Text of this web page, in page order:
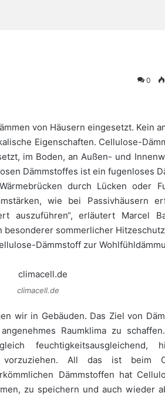
0
von Häusern eingesetzt. Kein
Eigenschaften. Cellulose-
im Boden, an Außen- und
Dämmstoffes ist ein fugenloses
durch Lücken oder
wie bei Passivhäusern
auszuführen“, erläutert Marcel
sommerlicher
Dämmstoff zur
climacell.de
wir in Gebäuden. Das Ziel von
Raumklima zu
feuchtigkeitsausgleichend,
All das ist beim
Dämmstoffen hat
zu speichern und auch wieder